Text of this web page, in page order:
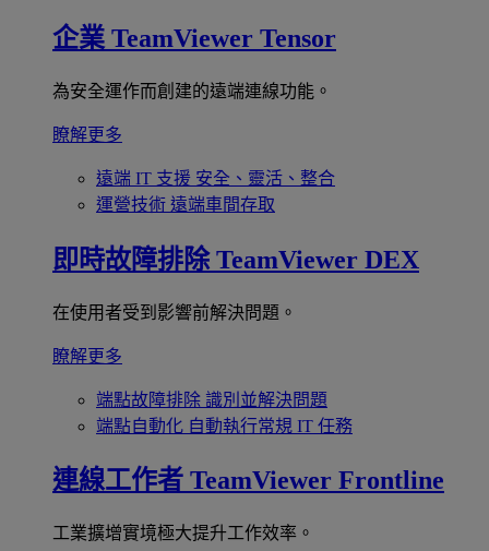
企業 TeamViewer Tensor
為安全運作而創建的遠端連線功能。
瞭解更多
遠端 IT 支援 安全、靈活、整合
運營技術 遠端車間存取
即時故障排除 TeamViewer DEX
在使用者受到影響前解決問題。
瞭解更多
端點故障排除 識別並解決問題
端點自動化 自動執行常規 IT 任務
連線工作者 TeamViewer Frontline
工業擴增實境極大提升工作效率。